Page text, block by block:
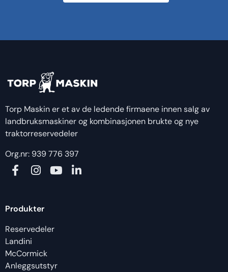
Torp Maskin er et av de ledende firmaene innen salg av
landbruksmaskiner og kombinasjonen brukte og nye
traktorreservedeler
Org.nr: 939 776 397
Produkter
Reservedeler
Landini
McCormick
Anleggsutstyr